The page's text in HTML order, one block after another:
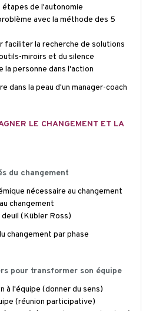
étapes de l'autonomie
avec la méthode des 5
faciliter la recherche de solutions
miroirs et du silence
la personne dans l'action
dans la peau d'un manager-coach
LE CHANGEMENT ET LA
du changement
nécessaire au changement
changement
(Kübler Ross)
changement par phase
pour transformer son équipe
à l'équipe (donner du sens)
(réunion participative)